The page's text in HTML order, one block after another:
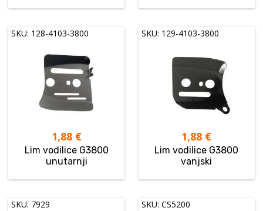
SKU: 128-4103-3800
1,88 €
Lim vodilice G3800
unutarnji
SKU: 129-4103-3800
1,88 €
Lim vodilice G3800
vanjski
SKU: 7929 SKU: CS5200